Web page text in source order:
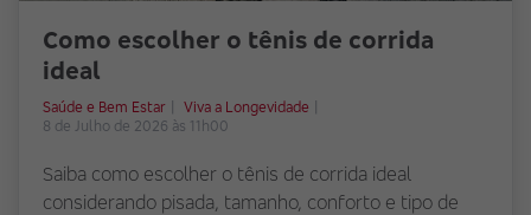
Como escolher o tênis de corrida
ideal
Saúde e Bem Estar
Viva a Longevidade
8 de Julho de 2026 às 11h00
Saiba como escolher o tênis de corrida ideal
considerando pisada, tamanho, conforto e tipo de